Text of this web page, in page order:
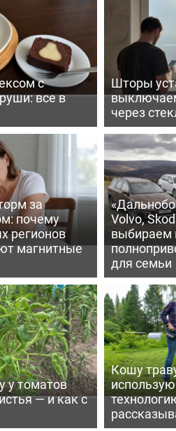
с
все в
Шторы
через
за
почему
регионов
магнитные
Volvo,
для семьи
у томатов
— и как с
Кошу